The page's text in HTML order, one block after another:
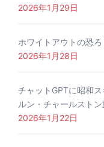
2026年1月29日
ホワイトアウトの恐ろ
2026年1月28日
チャットGPTに昭和
ルン・チャールスト
2026年1月22日